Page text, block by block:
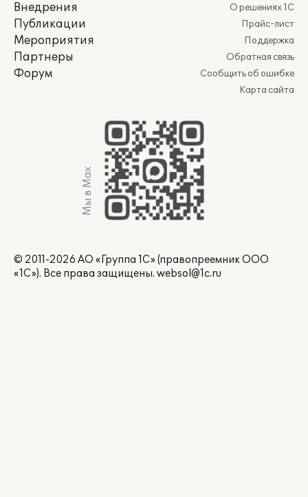
Внедрения
Публикации
Мероприятия
Партнеры
Форум
О решениях 1С
Прайс-лист
Поддержка
Обратная связь
Сообщить об ошибке
Карта сайта
Мы в Max
© 2011-2026 АО «Группа 1С» (правопреемник ООО
«1С»). Все права защищены. websol@1c.ru